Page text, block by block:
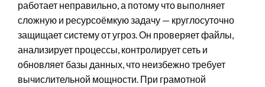
работает неправильно, а потому что выполняет
сложную и ресурсоёмкую задачу — круглосуточно
защищает систему от угроз. Он проверяет файлы,
анализирует процессы, контролирует сеть и
обновляет базы данных, что неизбежно требует
вычислительной мощности. При грамотной